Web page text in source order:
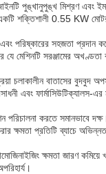
পুঙ্খানুপুঙ্খ মিশ্রণ এবং
শক্তিশালী 0.55 KW মোটর
পরিষ্কারের সহজতা প্রদান
মেশিনটি সরঞ্জামের অখণ্ডতা
চলাকালীন বাতাসের বুদবুদ
এবং ফার্মাসিউটিক্যালস-
পরিচালনা করতে
ক্ষমতা প্রতিটি ব্যাচে
ক্ষমতা জারণ